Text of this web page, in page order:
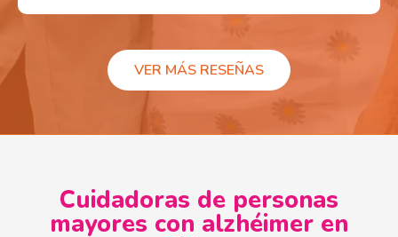
VER MÁS RESEÑAS
Cuidadoras de personas
mayores con alzhéimer en